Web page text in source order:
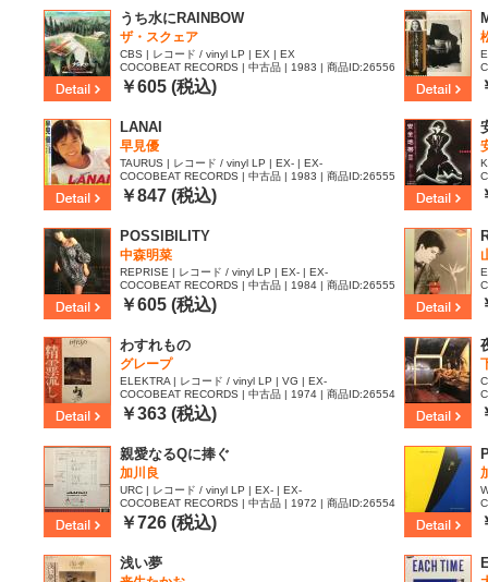
うち水にRAINBOW
ザ・スクェア
CBS | レコード / vinyl LP | EX | EX
COCOBEAT RECORDS | 中古品 | 1983 | 商品ID:26556
47
￥605 (税込)
LANAI
早見優
TAURUS | レコード / vinyl LP | EX- | EX-
COCOBEAT RECORDS | 中古品 | 1983 | 商品ID:26555
99
￥847 (税込)
POSSIBILITY
中森明菜
REPRISE | レコード / vinyl LP | EX- | EX-
COCOBEAT RECORDS | 中古品 | 1984 | 商品ID:26555
92
￥605 (税込)
わすれもの
グレープ
ELEKTRA | レコード / vinyl LP | VG | EX-
COCOBEAT RECORDS | 中古品 | 1974 | 商品ID:26554
88
￥363 (税込)
親愛なるQに捧ぐ
加川良
URC | レコード / vinyl LP | EX- | EX-
COCOBEAT RECORDS | 中古品 | 1972 | 商品ID:26554
46
￥726 (税込)
浅い夢